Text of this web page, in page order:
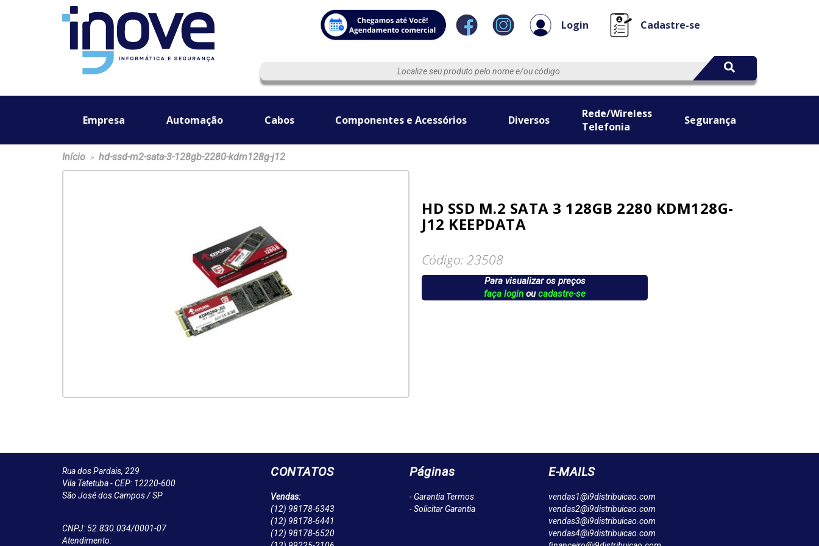
Login Cadastre-se
Empresa Automação Cabos Componentes e Acessórios Diversos
Rede/Wireless
Telefonia
Segurança
Início > hd-ssd-m2-sata-3-128gb-2280-kdm128g-j12
HD SSD M.2 SATA 3 128GB 2280 KDM128G-
J12 KEEPDATA
Código: 23508
Para visualizar os preços
faça login oucadastre-se
Rua dos Pardais, 229
Vila Tatetuba - CEP: 12220-600
São José dos Campos / SP
CNPJ: 52.830.034/0001-07
Atendimento:
CONTATOS
Vendas:
(12) 98178-6343
(12) 98178-6441
(12) 98178-6520
Páginas
- Garantia Termos
- Solicitar Garantia
E-MAILS
vendas1@i9distribuicao.com
vendas2@i9distribuicao.com
vendas3@i9distribuicao.com
vendas4@i9distribuicao.com